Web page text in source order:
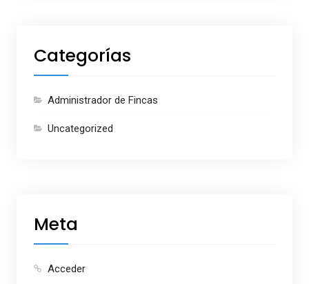
Categorías
Administrador de Fincas
Uncategorized
Meta
Acceder